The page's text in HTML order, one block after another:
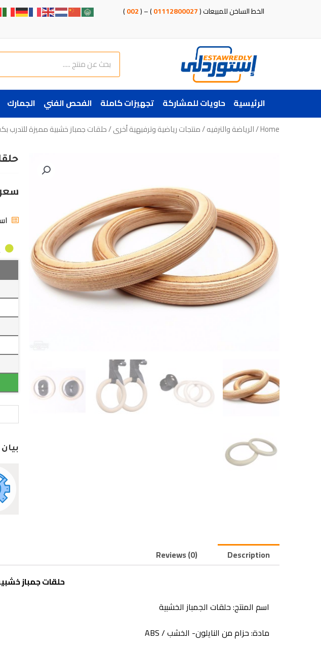
الخط الساخن للمبيعات (01112800027
) – (
002
)
Search
الرئيسية حاويات للمشاركة تجهيزات كاملة الفحص الفني الجمارك
Home
/الرياضة والترفيه/منتجات رياضية وترفيهية أخرى/ حلقات جمباز خشبية مميزة للتدرب
جمباز
للتدرب
عالية
Description
Reviews (0)
حلقات جمباز
اسم المنتج: حلقات الجمباز الخشبية
مادة: حزام من النايلون- الخشب / ABS